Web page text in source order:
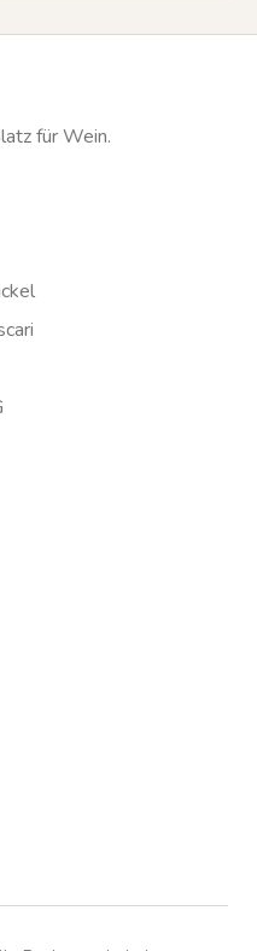
für Wein.